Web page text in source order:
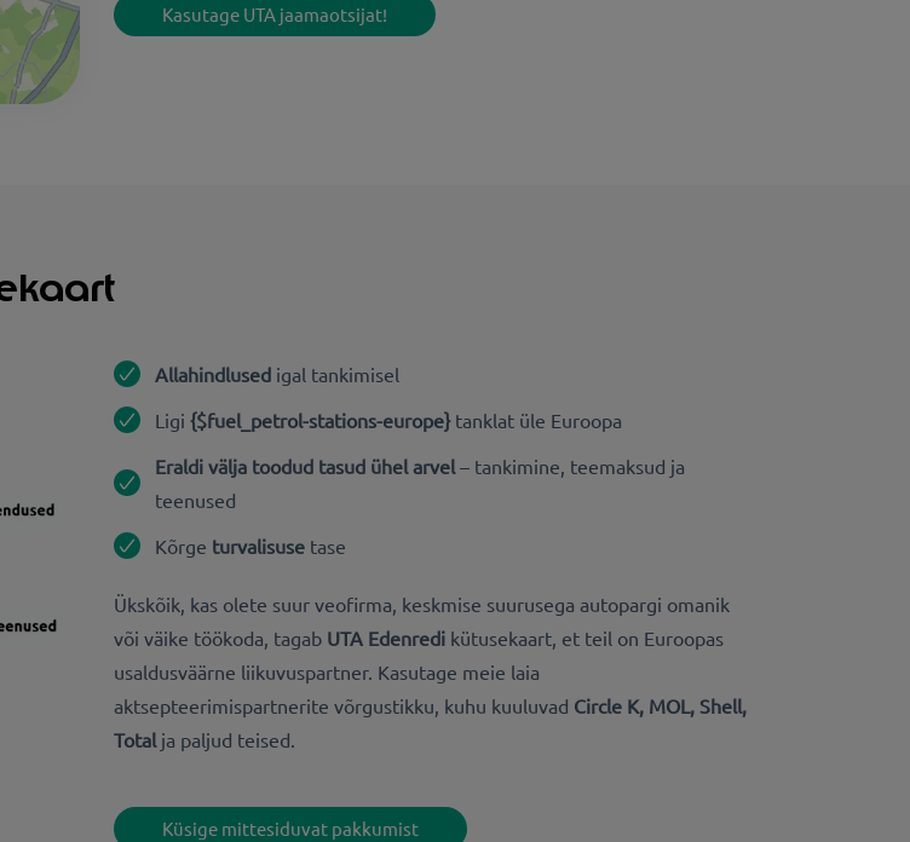
Kasutage UTA jaamaotsijat!
Allahindlused igal tankimisel
Ligi {$fuel_petrol-stations-europe}tanklat üle Euroopa
Eraldi välja toodud tasud ühel arvel– tankimine, teemaksud ja
teenused
Kõrge turvalisusetase
Ükskõik, kas olete suur veofirma, keskmise suurusega autopargi omanik
või väike töökoda, tagab UTA Edenredi kütusekaart, et teil on Euroopas
usaldusväärne liikuvuspartner. Kasutage meie laia
aktsepteerimispartnerite võrgustikku, kuhu kuuluvad Circle K, MOL, Shell,
Total ja paljud teised.
Küsige mittesiduvat pakkumist